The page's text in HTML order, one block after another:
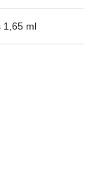
1,65 ml